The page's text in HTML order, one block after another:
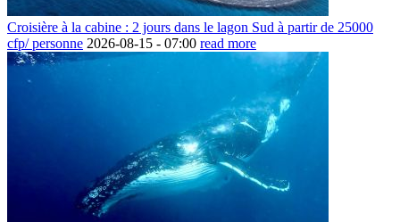
Croisière à la cabine : 2 jours dans le lagon Sud à partir de 25000
cfp/ personne 2026-08-15 - 07:00 read more